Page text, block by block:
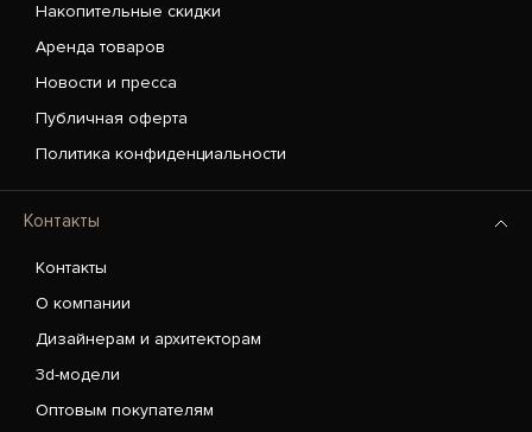
Накопительные скидки
Аренда товаров
Новости и пресса
Публичная оферта
Политика конфиденциальности
Контакты
Контакты
О компании
Дизайнерам и архитекторам
3d-модели
Оптовым покупателям